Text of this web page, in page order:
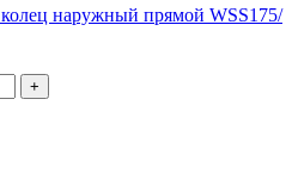
наружный прямой WSS175/
+